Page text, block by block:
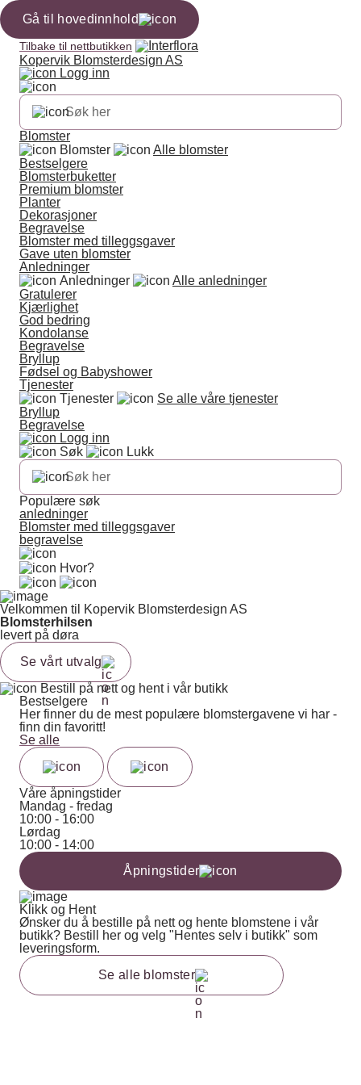
Gå til hovedinnhold
Tilbake til nettbutikken
Kopervik Blomsterdesign AS
Logg inn
Blomster
Blomster
Alle blomster
Bestselgere
Blomsterbuketter
Premium blomster
Planter
Dekorasjoner
Begravelse
Blomster med tilleggsgaver
Gave uten blomster
Anledninger
Anledninger
Alle anledninger
Gratulerer
Kjærlighet
God bedring
Kondolanse
Begravelse
Bryllup
Fødsel og Babyshower
Tjenester
Tjenester
Se alle våre tjenester
Bryllup
Begravelse
Logg inn
Søk
Lukk
Populære søk
anledninger
Blomster med tilleggsgaver
begravelse
Hvor?
Velkommen til Kopervik Blomsterdesign AS
Blomsterhilsen
levert på døra
Se vårt utvalg
Bestill på nett og hent i vår butikk
Bestselgere
Her finner du de mest populære blomstergavene vi har -
finn din favoritt!
Se alle
Våre åpningstider
Mandag - fredag
10:00 - 16:00
Lørdag
10:00 - 14:00
Åpningstider
Klikk og Hent
Ønsker du å bestille på nett og hente blomstene i vår
butikk? Bestill her og velg "Hentes selv i butikk" som
leveringsform.
Se alle blomster